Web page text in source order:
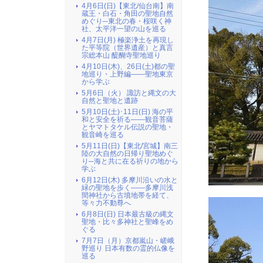
4月6日(日)【東北/仙台南】南
蔵王・白石・角田の聖地自然
めぐり─東北の春・桜咲く神
社、太平洋一望の山を巡る
4月7日(月) 極楽浄土を再現し
た平等院（世界遺産）と真言
宗総本山 醍醐寺聖地巡り
4月10日(木)、26日(土)都の聖
地巡り・上野編――聖地東京
から学ぶ
5月6日（火） 諏訪と縄文の大
自然と聖地と遺跡
5月10日(土)･11日(日) 海の平
和と安全を祈る――観音菩薩
とヤマトタケル伝説の聖地・
観音崎を巡る
5月11日(日)【東北/宮城】南三
陸の大自然の日帰り聖地めぐ
り─海と共に在る祈りの地から
学ぶ
6月12日(木) 多摩川沿いの水と
緑の聖地を歩く――多摩川浅
間神社から古墳地帯を経て、
等々力不動尊へ
6月8日(日) 日本最古級の縄文
聖地・比々多神社と聖峰をめ
ぐる
7月7日（月）京都嵐山・嵯峨
野巡り 日本有数の霊的仏像を
巡る